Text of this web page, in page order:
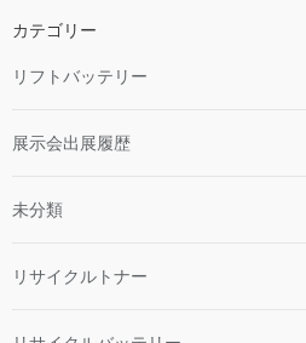
カテゴリー
リフトバッテリー
展示会出展履歴
未分類
リサイクルトナー